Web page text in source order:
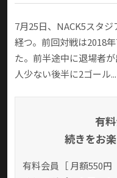
7月25日、NACK5スタ
経つ。前回対戦は2018
た。前半途中に退場者
人少ない後半に2ゴール...
有
続きをお
有料会員［ 月額550